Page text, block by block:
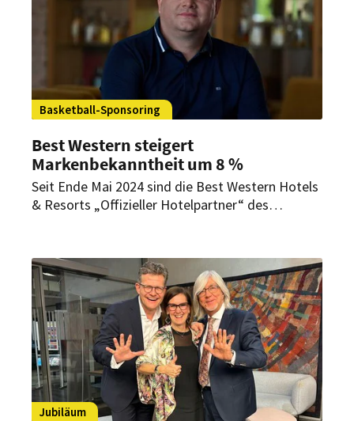
Basketball-Sponsoring
Best Western steigert
Markenbekanntheit um 8 %
Seit Ende Mai 2024 sind die Best Western Hotels
& Resorts „Offizieller Hotelpartner“ des
Wahrnehmung.
Jubiläum